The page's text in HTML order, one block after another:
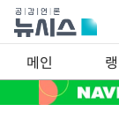
메인